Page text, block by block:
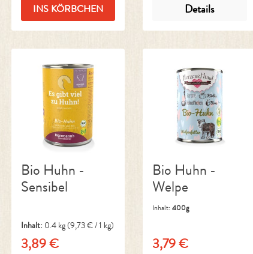
INS KÖRBCHEN Details
Bio Huhn -
Sensibel
Inhalt: 0.4 kg(9,73 € / 1 kg)
Regulärer Preis:
3,89 €
Bio Huhn -
Welpe
Inhalt:400g
Regulärer Preis:
3,79 €